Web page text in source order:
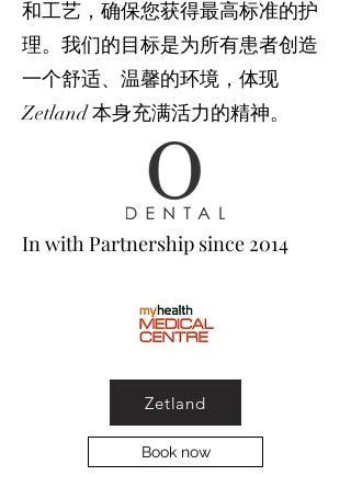
和工艺，确保您获得最高标准的护
理。我们的目标是为所有患者创造
一个舒适、温馨的环境，体现
Zetland 本身充满活力的精神。
In with Partnership since 2014
Zetland
Book now